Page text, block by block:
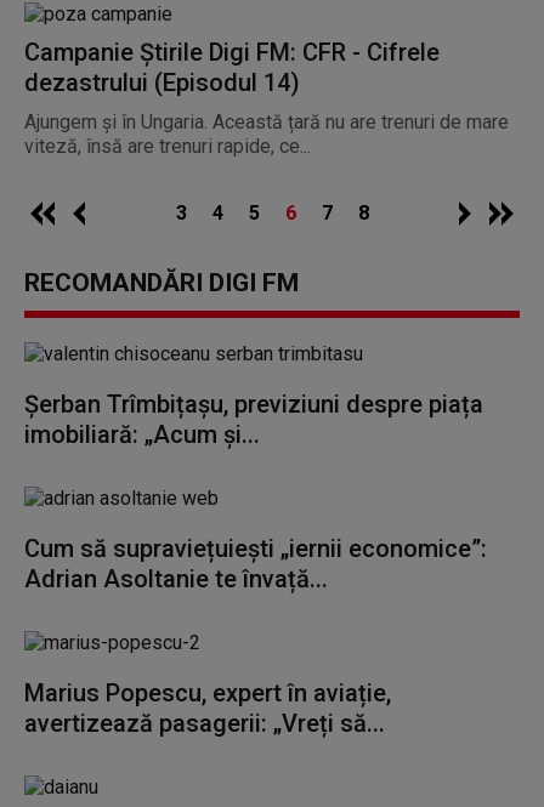
Campanie Știrile Digi FM: CFR - Cifrele
dezastrului (Episodul 14)
Ajungem și în Ungaria. Această țară nu are trenuri de mare
viteză, însă are trenuri rapide, ce...
3 4 5 6 7 8
RECOMANDĂRI DIGI FM
Șerban Trîmbițașu, previziuni despre piața
imobiliară: „Acum și...
Cum să supraviețuiești „iernii economice”:
Adrian Asoltanie te învață...
Marius Popescu, expert în aviație,
avertizează pasagerii: „Vreți să...